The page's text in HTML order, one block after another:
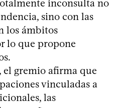
inconsulta no
sino con las
los ámbitos
lo que propone
gremio afirma que
vinculadas a
las